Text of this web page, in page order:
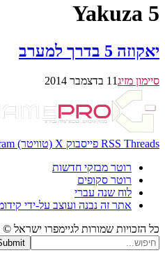
Yakuza 5
יאקוזה 5 בדרך למערב
סיימון מזיג11 בדצמבר 2014
RSS Threads פייסבוק X (טוויטר)
רוטר מבזקי חדשות
רוטר סקופים
לוח שנה עברי
אתר זה נבנה ועוצב על-ידי
כל הזכויות שמורות לגיימפרו ישראל © 2025